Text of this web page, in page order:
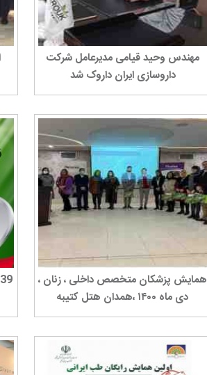
مهندس وحید قیامی مدیرعامل شرکت
داروسازی ایران داروک شد
همایش پزشکان متخصص داخلی ، زنان ،
دی ماه ۱۴۰۰ ،همدان هتل کتیبه
39 سال اقتدار در صنعت داروهای گیاهی